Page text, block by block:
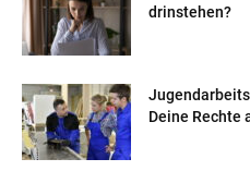
drinstehen?
Deine Rechte